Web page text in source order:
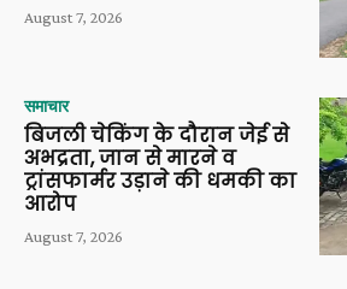
August 7, 2026
समाचार
बिजली चेकिंग के दौरान जेई से
अभद्रता, जान से मारने व
ट्रांसफार्मर उड़ाने की धमकी का
आरोप
August 7, 2026